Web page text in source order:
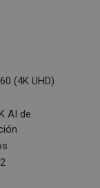
(4K UHD)
AI de